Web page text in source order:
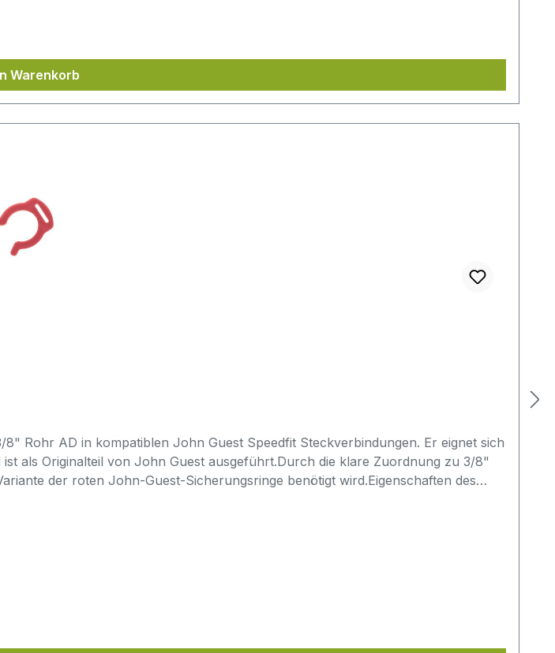
Warenkorb
Rohr AD in kompatiblen John Guest Speedfit Steckverbindungen. Er eignet sich
als Originalteil von John Guest ausgeführt.Durch die klare Zuordnung zu 3/8"
der roten John-Guest-Sicherungsringe benötigt wird.Eigenschaften des
der Ring für Speedfit-Verbindungen gedacht?Ja, der Sicherungsring ist für
mit angeben?Die Teilenummer (PIC1812R) hilft, Verwechslungen bei